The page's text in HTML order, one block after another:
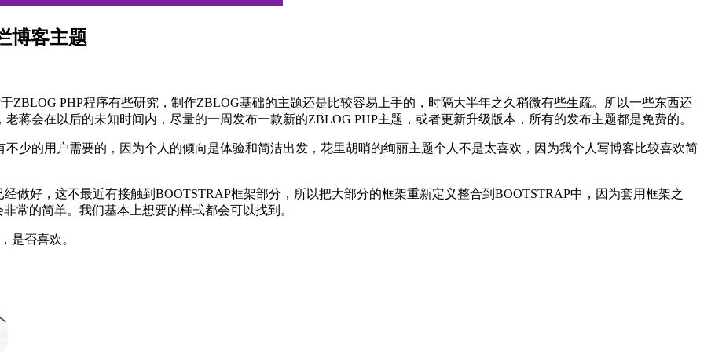
博客主题
ZBLOG PHP程序有些研究，制作ZBLOG基础的主题还是比较容易上手的，时隔大半年之久稍微有些生疏。所以一些东西还
蒋会在以后的未知时间内，尽量的一周发布一款新的ZBLOG PHP主题，或者更新升级版本，所有的发布主题都是免费的。
少的用户需要的，因为个人的倾向是体验和简洁出发，花里胡哨的绚丽主题个人不是太喜欢，因为我个人写博客比较喜欢简
做好，这不最近有接触到BOOTSTRAP框架部分，所以把大部分的框架重新定义整合到BOOTSTRAP中，因为套用框架之
常的简单。我们基本上想要的样式都会可以找到。
是否喜欢。